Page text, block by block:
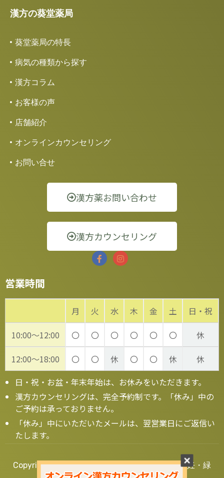
漢方の葵堂薬局
葵堂薬局の特長
病気の種類から探す
漢方コラム
お客様の声
店舗紹介
オンラインカウンセリング
お問い合せ
漢方薬お問い合わせ
漢方カウンセリング
営業時間
月 火 水 木 金 土
日・祝
10:00～12:00
〇 〇 〇 〇 〇 〇
休
12:00～18:00
〇 〇 休 〇 〇 休
休
日・祝・お盆・年末年始は、お休みをいただきます。
漢方カウンセリングは、完全予約制です。「休み」中の
ご予約は承っておりません。
「休み」中にいただいたメールは、翌営業日にご返信い
たします。
Copyright © 2020 漢方の葵堂薬局【大阪】 - 不妊・緑